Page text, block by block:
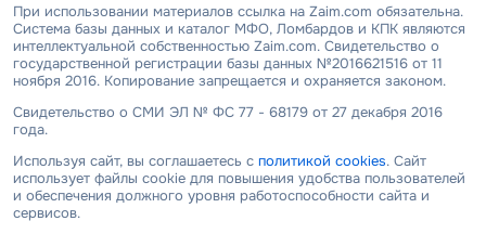
При использовании материалов ссылка на Zaim.com обязательна.
Система базы данных и каталог МФО, Ломбардов и КПК являются
интеллектуальной собственностью Zaim.com. Свидетельство о
государственной регистрации базы данных №2016621516 от 11
ноября 2016. Копирование запрещается и охраняется законом.
Свидетельство о СМИ ЭЛ № ФС 77 - 68179 от 27 декабря 2016
года.
Используя сайт, вы соглашаетесь с политикой cookies. Сайт
использует файлы cookie для повышения удобства пользователей
и обеспечения должного уровня работоспособности сайта и
сервисов.